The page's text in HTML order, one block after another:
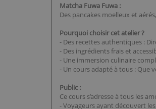
Matcha Fuwa Fuwa :
Des pancakes moelleux et
Pourquoi choisir cet atelier ?
- Des recettes authentiques :
- Des ingrédients frais et
- Une immersion culinaire
- Un cours adapté à tous : Que
Public :
Ce cours s’adresse à tous les
- Voyageurs ayant découvert